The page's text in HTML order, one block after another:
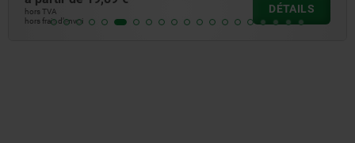
hors TVA
hors frais d’envoi
DÉTAILS